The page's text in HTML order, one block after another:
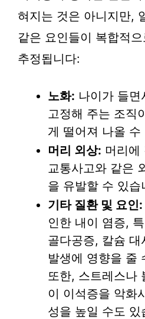
혀지는 것은 아니지만,
같은 요인들이 복합적
추정됩니다:
노화: 나이가 들면
고정해 주는 조직
게 떨어져 나올 수
머리 외상: 머리에
교통사고와 같은
을 유발할 수 있습
기타 질환 및 요인:
인한 내이 염증,
골다공증, 칼슘
발생에 영향을 줄
또한, 스트레스나
이 이석증을 악화
성을 높일 수도 있